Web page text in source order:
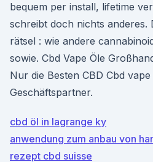
bequem per install, lifetime
schreibt doch nichts anderes.
rätsel : wie andere
sowie. Cbd Vape Öle
Nur die Besten CBD Cbd
Geschäftspartner.
cbd öl in lagrange ky
anwendung zum anbau von
rezept cbd suisse